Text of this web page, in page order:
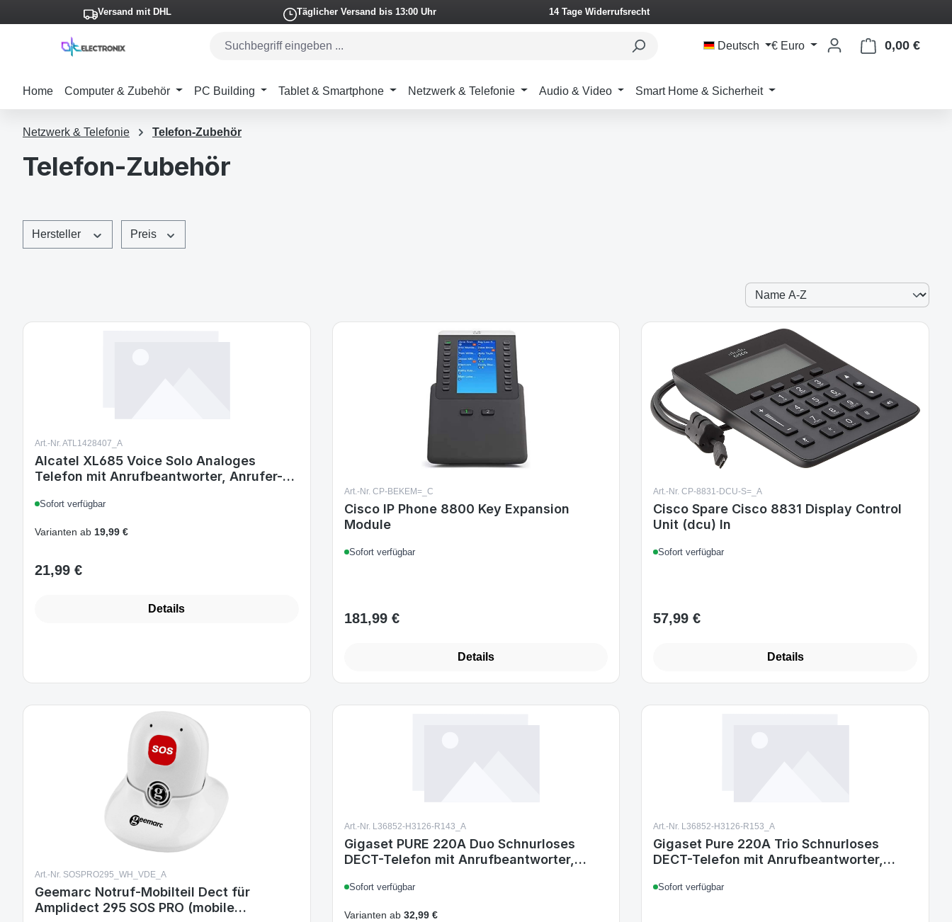
Hauptinhalt springen
Zur Suche springen
Zur Hauptnavigation springen
Versand mit DHL Täglicher Versand bis 13:00 Uhr 14 Tage Widerrufsrecht
Deutsch € Euro 0,00 €
Home Computer & Zubehör PC Building Tablet & Smartphone Netzwerk & Telefonie Audio & Video Smart Home & Sicherheit
Netzwerk & Telefonie Telefon-Zubehör
Telefon-Zubehör
Hersteller Preis
Art.-Nr. ATL1428407_A
Alcatel XL685 Voice Solo Analoges
Telefon mit Anrufbeantworter, Anrufer-
Sofort verfügbar
Varianten ab 19,99 €
Regulärer Preis:
21,99 €
Details
Art.-Nr. CP-BEKEM=_C
Cisco IP Phone 8800 Key Expansion
Module
Sofort verfügbar
Regulärer Preis:
181,99 €
Details
Art.-Nr. CP-8831-DCU-S=_A
Cisco Spare Cisco 8831 Display Control
Unit (dcu) In
Sofort verfügbar
Regulärer Preis:
57,99 €
Details
Art.-Nr. SOSPRO295_WH_VDE_A
Geemarc Notruf-Mobilteil Dect für
Amplidect 295 SOS PRO (mobile
Art.-Nr. L36852-H3126-R143_A
Gigaset PURE 220A Duo Schnurloses
DECT-Telefon mit Anrufbeantworter,
Kontakte, Anthrazit Schwarz
Sofort verfügbar
Varianten ab32,99 €
Art.-Nr. L36852-H3126-R153_A
Gigaset Pure 220A Trio Schnurloses
DECT-Telefon mit Anrufbeantworter,
Kontakte, Anthrazit/Schwarz
Sofort verfügbar